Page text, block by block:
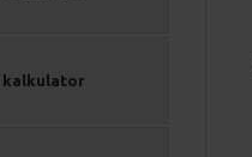
kalkulator